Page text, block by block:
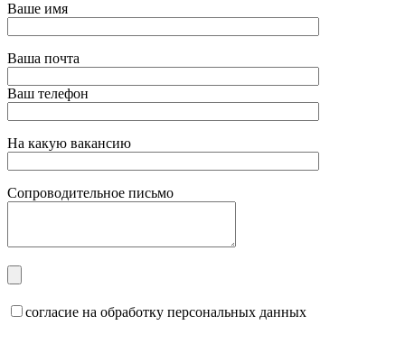
Ваше имя
Ваша почта
Ваш телефон
На какую вакансию
Сопроводительное письмо
согласие на обработку персональных данных